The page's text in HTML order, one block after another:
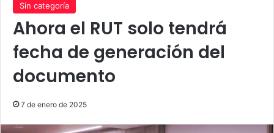
Sin categoría
Ahora el RUT solo tendrá
fecha de generación del
documento
7 de enero de 2025